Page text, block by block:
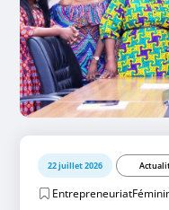
22 juillet 2026